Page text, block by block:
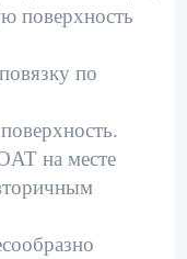
поверхность
по
на месте